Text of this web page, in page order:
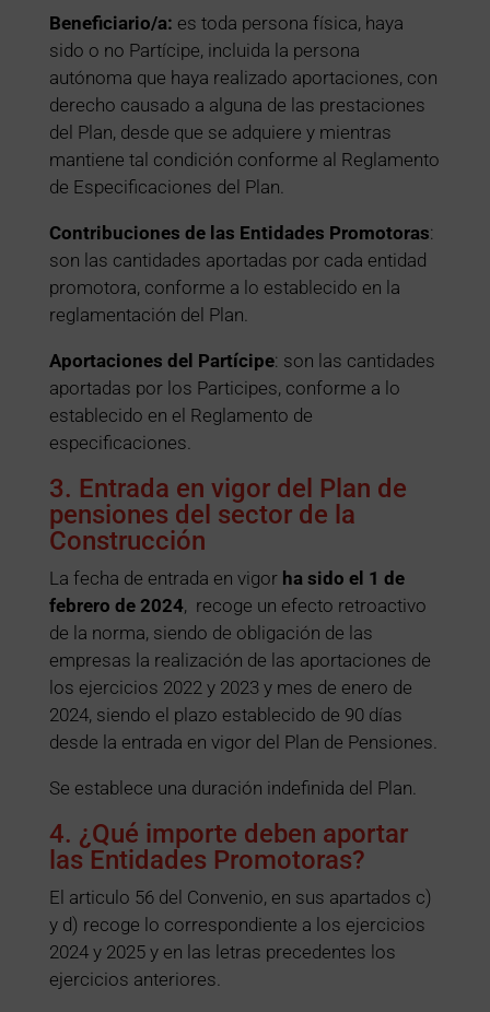
Beneficiario/a: es toda persona física, haya
sido o no Partícipe, incluida la persona
autónoma que haya realizado aportaciones, con
derecho causado a alguna de las prestaciones
del Plan, desde que se adquiere y mientras
mantiene tal condición conforme al Reglamento
de Especificaciones del Plan.
Contribuciones de las Entidades Promotoras:
son las cantidades aportadas por cada entidad
promotora, conforme a lo establecido en la
reglamentación del Plan.
Aportaciones del Partícipe: son las cantidades
aportadas por los Participes, conforme a lo
establecido en el Reglamento de
especificaciones.
3. Entrada en vigor del Plan de
pensiones del sector de la
Construcción
La fecha de entrada en vigor ha sido el 1 de
febrero de 2024, recoge un efecto retroactivo
de la norma, siendo de obligación de las
empresas la realización de las aportaciones de
los ejercicios 2022 y 2023 y mes de enero de
2024, siendo el plazo establecido de 90 días
desde la entrada en vigor del Plan de Pensiones.
Se establece una duración indefinida del Plan.
4. ¿Qué importe deben aportar
las Entidades Promotoras?
El articulo 56 del Convenio, en sus apartados c)
y d) recoge lo correspondiente a los ejercicios
2024 y 2025 y en las letras precedentes los
ejercicios anteriores.